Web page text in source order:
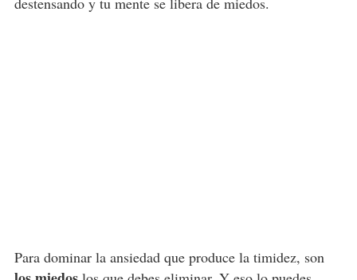
Para dominar la ansiedad que produce la timidez, son